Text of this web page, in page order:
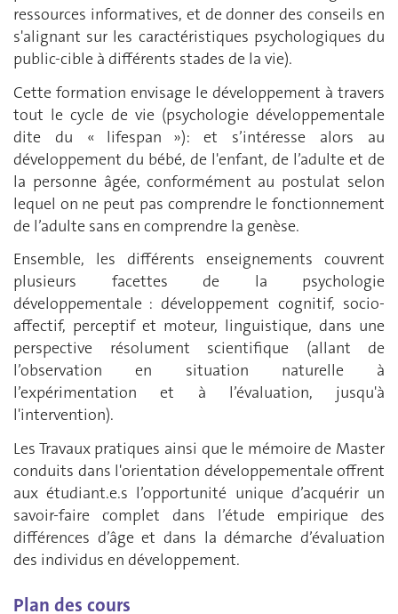
ressources informatives, et de donner des conseils en
s'alignant sur les caractéristiques psychologiques du
public-cible à différents stades de la vie).
Cette formation envisage le développement à travers
tout le cycle de vie (psychologie développementale
dite du « lifespan »): et s’intéresse alors au
développement du bébé, de l'enfant, de l’adulte et de
la personne âgée, conformément au postulat selon
lequel on ne peut pas comprendre le fonctionnement
de l’adulte sans en comprendre la genèse.
Ensemble, les différents enseignements couvrent
plusieurs facettes de la psychologie
développementale : développement cognitif, socio-
affectif, perceptif et moteur, linguistique, dans une
perspective résolument scientifique (allant de
l’observation en situation naturelle à
l’expérimentation et à l’évaluation, jusqu'à
l'intervention).
Les Travaux pratiques ainsi que le mémoire de Master
conduits dans l'orientation développementale offrent
aux étudiant.e.s l’opportunité unique d’acquérir un
savoir-faire complet dans l’étude empirique des
différences d’âge et dans la démarche d’évaluation
des individus en développement.
Plan des cours